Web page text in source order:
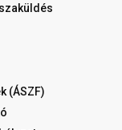
(ÁSZF)